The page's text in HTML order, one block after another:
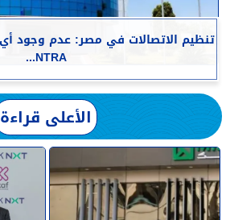
NTRA...
الأعلى قراءة